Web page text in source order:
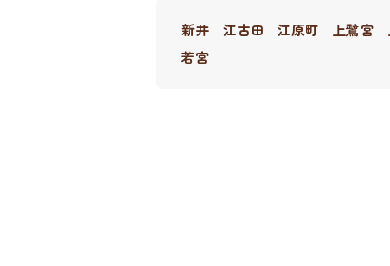
新井 江古田 江原町 上鷺宮
若宮